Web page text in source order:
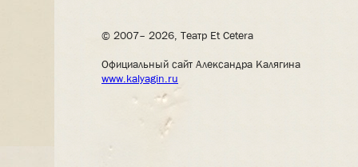
© 2007– 2026, Театр Et Cetera
Официальный сайт Александра Калягина
www.kalyagin.ru